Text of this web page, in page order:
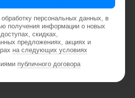
персональных данных, в
получения информации о новых
скидках,
предложениях, акциях и
на следующих условиях
публичного договора